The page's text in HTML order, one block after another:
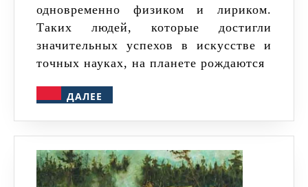
одновременно физиком и лириком.
Таких людей, которые достигли
значительных успехов в искусстве и
точных науках, на планете рождаются
ДАЛЕЕ